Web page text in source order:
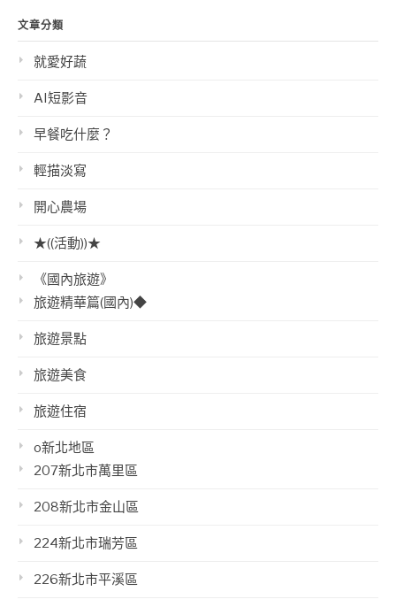
文章分類
就愛好蔬
AI短影音
早餐吃什麼？
輕描淡寫
開心農場
★((活動))★
《國內旅遊》
旅遊精華篇(國內)◆
旅遊景點
旅遊美食
旅遊住宿
o新北地區
207新北市萬里區
208新北市金山區
224新北市瑞芳區
226新北市平溪區